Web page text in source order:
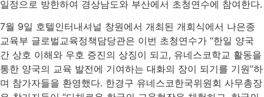
일정으로 방한하여 경상남도와 부산에서 초청연수에 참여한다.
7월 9일 호텔인터내셔널 창원에서 개최된 개회식에서 나은종
교육부 글로벌교육정책담당관은 이번 초청연수가 “한일 양국
간 상호 이해와 우호 증진의 상징이 되고, 유네스코학교 활동을
통한 양국의 교육 발전에 기여하는 대화의 장이 되기를 기원”하
며 참가자들을 환영했다. 한경구 유네스코한국위원회 사무총장